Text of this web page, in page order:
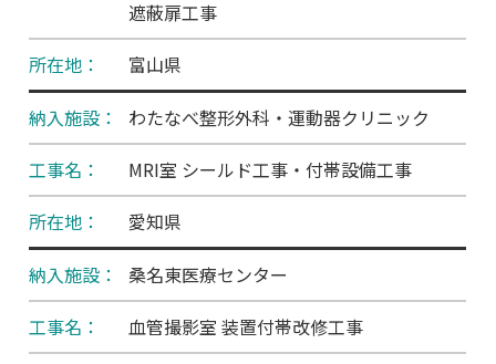
遮蔽扉工事
富山県
わたなべ整形外科・運動器クリニック
MRI室 シールド工事・付帯設備工事
愛知県
桑名東医療センター
血管撮影室 装置付帯改修工事